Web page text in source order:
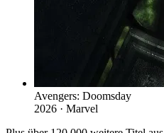
Avengers: Doomsday
2026 · Marvel